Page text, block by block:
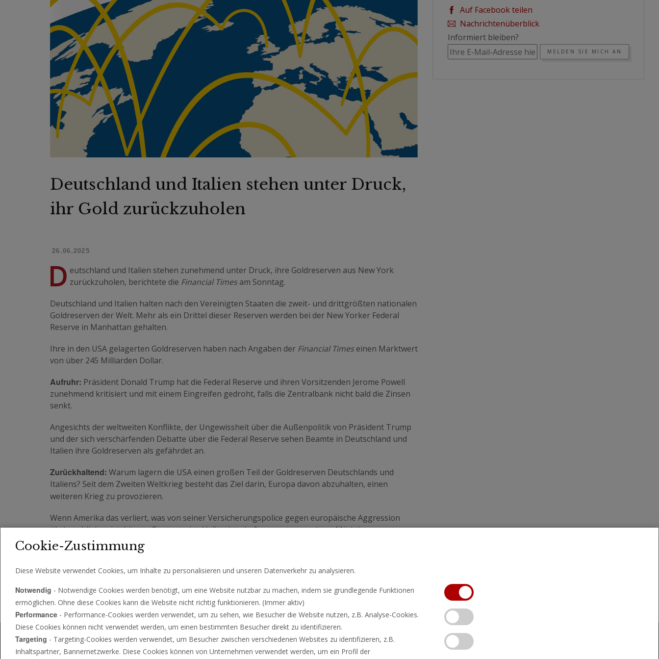
Deutschland und Italien stehen unter Druck,
ihr Gold zurückzuholen
26.06.2025
D eutschland und Italien stehen zunehmend unter Druck, ihre Goldreserven aus New York
zurückzuholen, berichtete die Financial Times am Sonntag.
Deutschland und Italien halten nach den Vereinigten Staaten die zweit- und drittgrößten nationalen
Goldreserven der Welt. Mehr als ein Drittel dieser Reserven werden bei der New Yorker Federal
Reserve in Manhattan gehalten.
Ihre in den USA gelagerten Goldreserven haben nach Angaben der Financial Timeseinen Marktwert
von über 245 Milliarden Dollar.
Aufruhr: Präsident Donald Trump hat die Federal Reserve und ihren Vorsitzenden Jerome Powell
zunehmend kritisiert und mit einem Eingreifen gedroht, falls die Zentralbank nicht bald die Zinsen
senkt.
Angesichts der weltweiten Konflikte, der Ungewissheit über die Außenpolitik von Präsident Trump
und der sich verschärfenden Debatte über die Federal Reserve sehen Beamte in Deutschland und
Italien ihre Goldreserven als gefährdet an.
Zurückhaltend: Warum lagern die USA einen großen Teil der Goldreserven Deutschlands und
Italiens? Seit dem Zweiten Weltkrieg besteht das Ziel darin, Europa davon abzuhalten, einen
weiteren Krieg zu provozieren.
Wenn Amerika das verliert, was von seiner Versicherungspolice gegen europäische Aggression
übrig geblieben ist, könnte Europa seine Volkswirtschaften zu etwas weitaus Mächtigerem
wiederbeleben, als Amerika es könnte.
Auf Facebook teilen
Nachrichtenüberblick
Informiert bleiben?
MELDEN SIE MICH AN
Cookie-Zustimmung
Diese Website verwendet Cookies, um Inhalte zu personalisieren und unseren Datenverkehr zu analysieren.
Notwendig - Notwendige Cookies werden benötigt, um eine Website nutzbar zu machen, indem sie grundlegende Funktionen
ermöglichen. Ohne diese Cookies kann die Website nicht richtig funktionieren. (Immer aktiv)
Performance - Performance-Cookies werden verwendet, um zu sehen, wie Besucher die Website nutzen, z.B. Analyse-Cookies.
Diese Cookies können nicht verwendet werden, um einen bestimmten Besucher direkt zu identifizieren.
Targeting - Targeting-Cookies werden verwendet, um Besucher zwischen verschiedenen Websites zu identifizieren, z.B.
Inhaltspartner, Bannernetzwerke. Diese Cookies können von Unternehmen verwendet werden, um ein Profil der